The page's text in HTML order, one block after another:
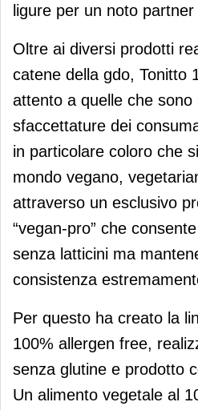
ligure per un noto partner
Oltre ai diversi prodotti
catene della gdo, Tonitto
attento a quelle che sono
sfaccettature dei
in particolare coloro che
mondo vegano,
attraverso un esclusivo
“vegan-pro” che
senza latticini ma
consistenza
Per questo ha creato la
100% allergen free,
senza glutine e prodotto
Un alimento vegetale al